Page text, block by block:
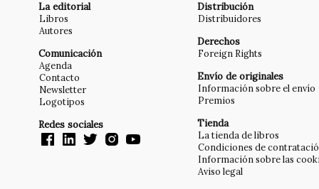
La editorial
Libros
Autores
Comunicación
Agenda
Contacto
Newsletter
Logotipos
Redes sociales
Distribución
Distribuidores
Derechos
Foreign Rights
Envío de originales
Información sobre el envío
Premios
Tienda
La tienda de libros
Condiciones de
Información sobre las
Aviso legal